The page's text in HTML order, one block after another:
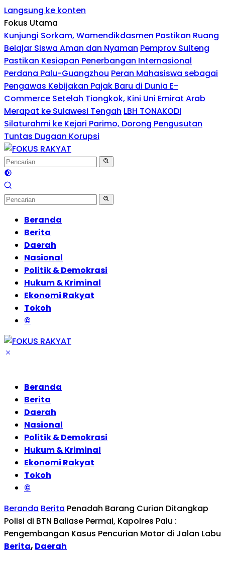
Langsung ke konten
Fokus Utama
Kunjungi Sorkam, Wamendikdasmen Pastikan Ruang
Belajar Siswa Aman dan Nyaman Pemprov Sulteng
Pastikan Kesiapan Penerbangan Internasional
Perdana Palu-Guangzhou Peran Mahasiswa sebagai
Pengawas Kebijakan Pajak Baru di Dunia E-
Commerce Setelah Tiongkok, Kini Uni Emirat Arab
Merapat ke Sulawesi Tengah LBH TONAKODI
Silaturahmi ke Kejari Parimo, Dorong Pengusutan
Tuntas Dugaan Korupsi
Beranda
Berita
Daerah
Nasional
Politik & Demokrasi
Hukum & Kriminal
Ekonomi Rakyat
Tokoh
©
Beranda
Berita
Daerah
Nasional
Politik & Demokrasi
Hukum & Kriminal
Ekonomi Rakyat
Tokoh
©
Beranda Berita Penadah Barang Curian Ditangkap
Polisi di BTN Baliase Permai, Kapolres Palu :
Pengembangan Kasus Pencurian Motor di Jalan Labu
Berita, Daerah